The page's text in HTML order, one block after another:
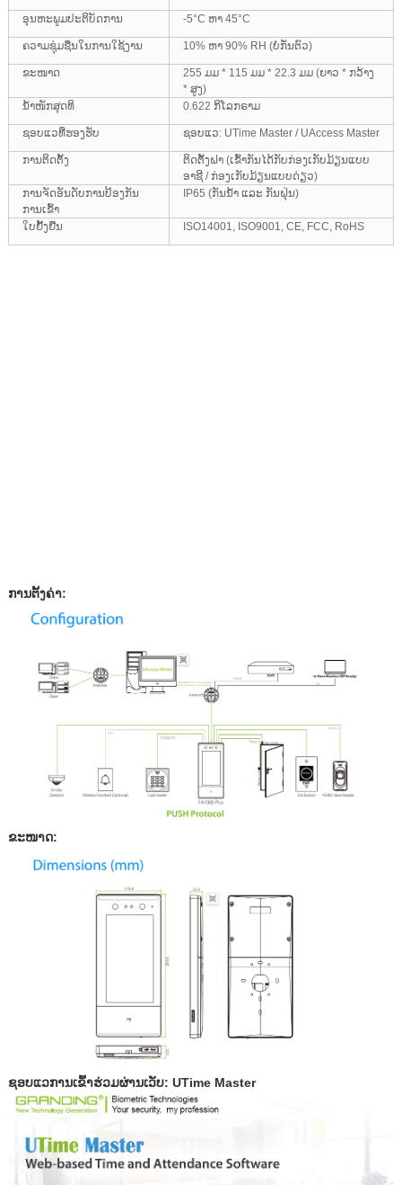
ອຸນຫະພູມປະຕິບັດການ -5°C ຫາ 45°C
ຄວາມຊຸ່ມຊື່ນໃນການໃຊ້ງານ 10% ຫາ 90% RH (ບໍ່ກັ່ນຕົວ)
ຂະໜາດ
255 ມມ * 115 ມມ * 22.3 ມມ (ຍາວ * ກວ້າງ
* ສູງ)
ນ້ຳໜັກສຸດທິ
0.622 ກິໂລກຣາມ
ຊອບແວທີ່ຮອງຮັບ ຊອບແວ: UTime Master / UAccess Master
ການຕິດຕັ້ງ
ຕິດຕັ້ງຝາ (ເຂົ້າກັນໄດ້ກັບກ່ອງເກັບມ້ຽນແບບ
ອາຊີ / ກ່ອງເກັບມ້ຽນແບບດ່ຽວ)
ການຈັດອັນດັບການປ້ອງກັນ
ການເຂົ້າ
IP65 (ກັນນ້ຳ ແລະ ກັນຝຸ່ນ)
ໃບຢັ້ງຢືນ ISO14001, ISO9001, CE, FCC, RoHS
ການຕັ້ງຄ່າ:
ຂະໜາດ:
ຊອບແວການເຂົ້າຮ່ວມຜ່ານເວັບ: UTime Master